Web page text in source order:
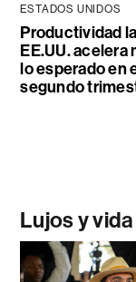
ESTADOS UNIDOS
Productividad
EE.UU. acelera
lo esperado en
segundo
Lujos y